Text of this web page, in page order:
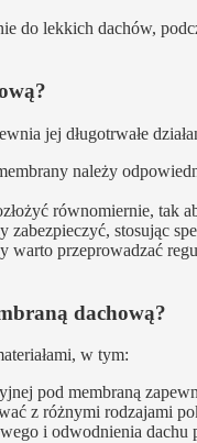
do lekkich dachów,
jej długotrwałe
należy
równomiernie, tak
zabezpieczyć, stosując
warto przeprowadzać
dachową?
w tym:
pod membraną
z różnymi rodzajami
i odwodnienia